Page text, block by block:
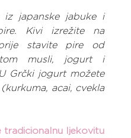
iz japanske jabuke i
Kivi izrežite na
stavite pire od
musli, jogurt i
Grčki jogurt možete
acai, cvekla
tradicionalnu ljekovitu